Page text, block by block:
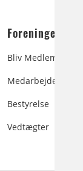
Foreningen:
Bliv Medlem
Medarbejdere
Bestyrelse
Vedtægter